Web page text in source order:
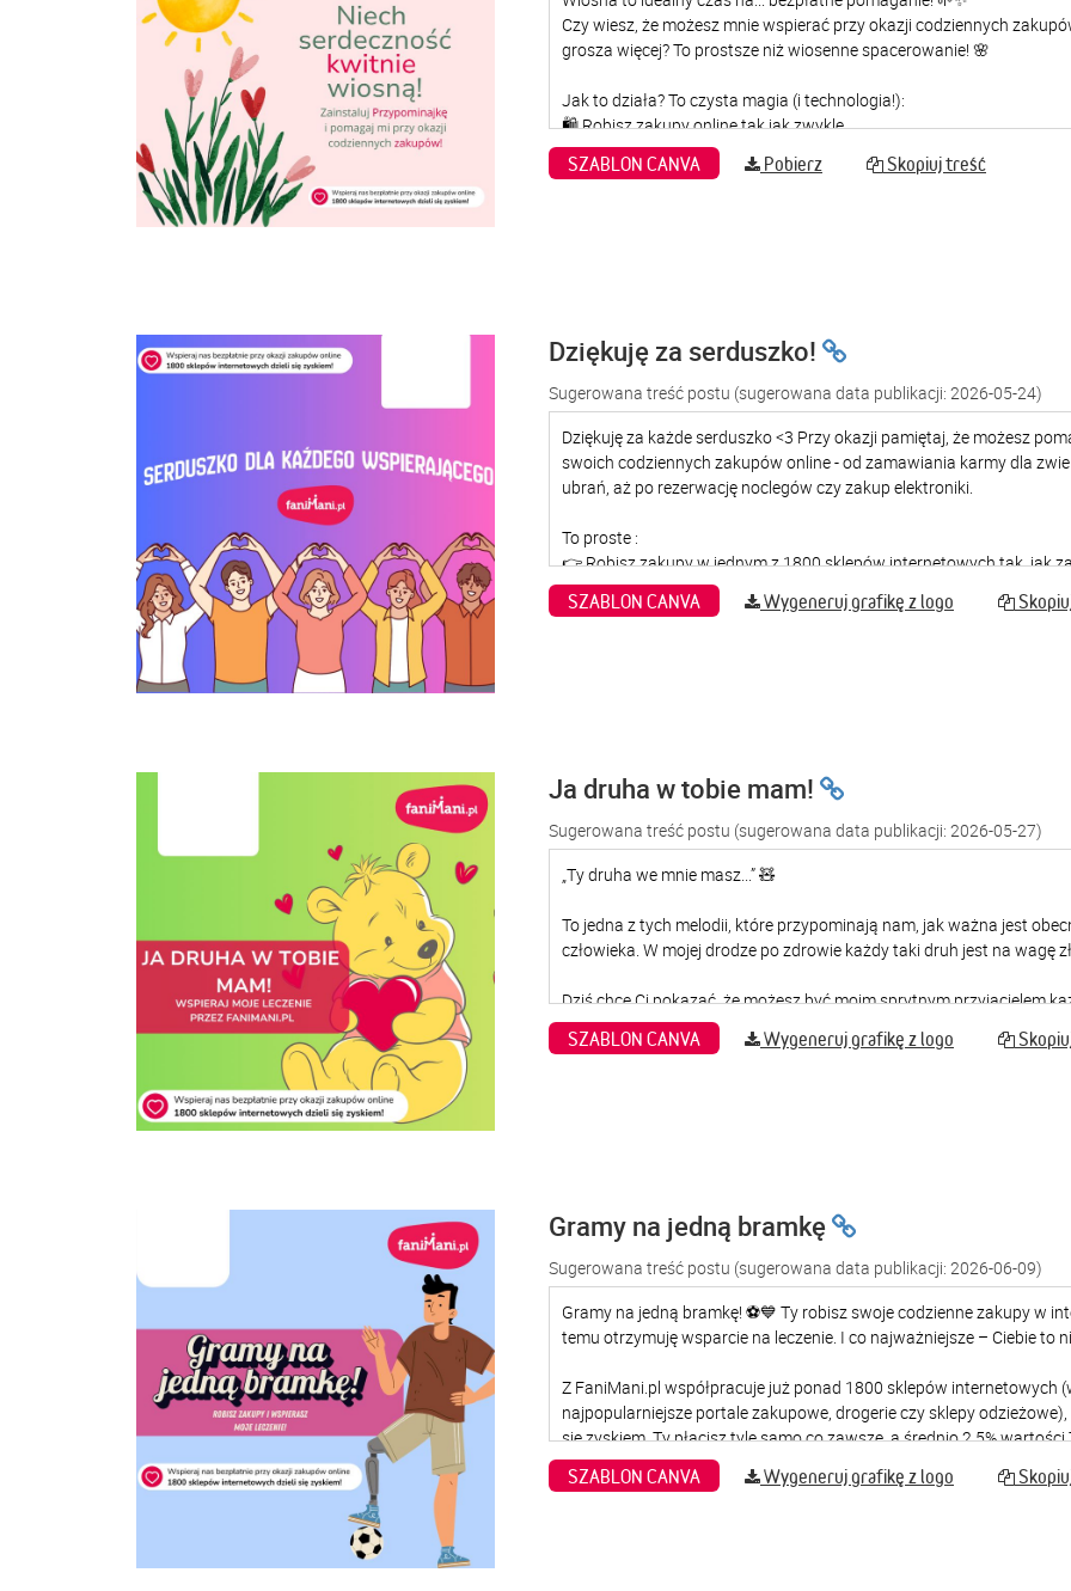
SZABLON CANVA Pobierz Skopiuj treść
Dziękuję za serduszko!
Sugerowana treść postu (sugerowana data publikacji: 2026-05-24)
SZABLON CANVA Wygeneruj grafikę z logo
Ja druha w tobie mam!
Sugerowana treść postu (sugerowana data publikacji: 2026-05-27)
SZABLON CANVA Wygeneruj grafikę z logo
Gramy na jedną bramkę
Sugerowana treść postu (sugerowana data publikacji: 2026-06-09)
SZABLON CANVA Wygeneruj grafikę z logo